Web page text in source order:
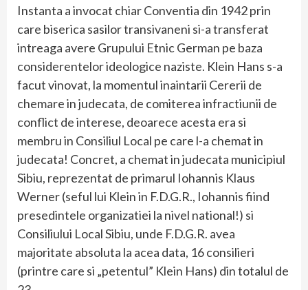
Instanta a invocat chiar Conventia din 1942 prin
care biserica sasilor transivaneni si-a transferat
intreaga avere Grupului Etnic German pe baza
considerentelor ideologice naziste. Klein Hans s-a
facut vinovat, la momentul inaintarii Cererii de
chemare in judecata, de comiterea infractiunii de
conflict de interese, deoarece acesta era si
membru in Consiliul Local pe care l-a chemat in
judecata! Concret, a chemat in judecata municipiul
Sibiu, reprezentat de primarul Iohannis Klaus
Werner (seful lui Klein in F.D.G.R., Iohannis fiind
presedintele organizatiei la nivel national!) si
Consiliului Local Sibiu, unde F.D.G.R. avea
majoritate absoluta la acea data, 16 consilieri
(printre care si „petentul” Klein Hans) din totalul de